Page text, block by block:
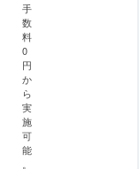
手
数
料
0
円
か
ら
実
施
可
能